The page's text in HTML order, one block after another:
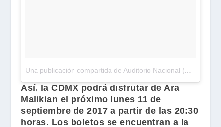
Una publicación compartida de Auditorio Nacional (@auditoriomx)
Así, la CDMX podrá disfrutar de Ara
Malikian el próximo lunes 11 de
septiembre de 2017 a partir de las 20:30
horas. Los boletos se encuentran a la